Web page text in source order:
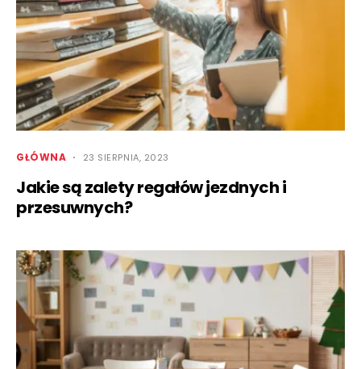
GŁÓWNA 23 SIERPNIA, 2023
Jakie są zalety regałów jezdnych i
przesuwnych?